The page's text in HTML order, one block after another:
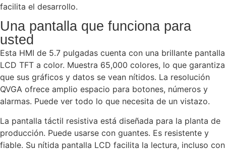
facilita el desarrollo.
Una pantalla que funciona para
usted
Esta HMI de 5.7 pulgadas cuenta con una brillante pantalla
LCD TFT a color. Muestra 65,000 colores, lo que garantiza
que sus gráficos y datos se vean nítidos. La resolución
QVGA ofrece amplio espacio para botones, números y
alarmas. Puede ver todo lo que necesita de un vistazo.
La pantalla táctil resistiva está diseñada para la planta de
producción. Puede usarse con guantes. Es resistente y
fiable. Su nítida pantalla LCD facilita la lectura, incluso con